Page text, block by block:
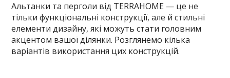
Альтанки та перголи від TERRAHOME — це не
тільки функціональні конструкції, але й стильні
елементи дизайну, які можуть стати головним
акцентом вашої ділянки. Розглянемо кілька
варіантів використання цих конструкцій.